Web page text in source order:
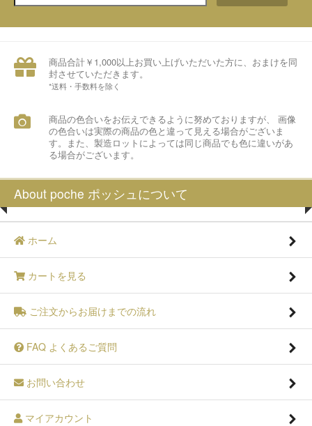
商品合計￥1,000以上お買い上げいただいた方に、おまけを同
封させていただきます。
*送料・手数料を除く
商品の色合いをお伝えできるように努めておりますが、 画像
の色合いは実際の商品の色と違って見える場合がございま
す。また、製造ロットによっては同じ商品でも色に違いがあ
る場合がございます。
About poche ポッシュについて
ホーム
カートを見る
ご注文からお届けまでの流れ
FAQ よくあるご質問
お問い合わせ
マイアカウント